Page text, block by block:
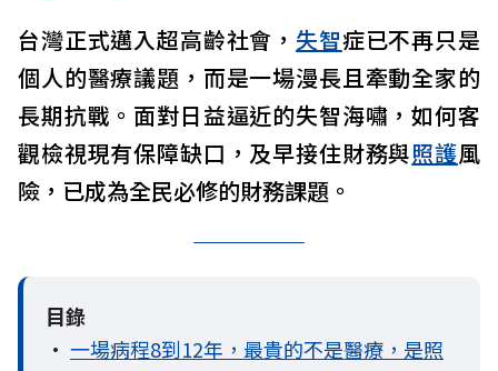
台灣正式邁入超高齡社會， 失智症已不再只是
個人的醫療議題，而是一場漫長且牽動全家的
長期抗戰。面對日益逼近的失智海嘯，如何客
觀檢視現有保障缺口，及早接住財務與照護風
險，已成為全民必修的財務課題。
目錄
• 一場病程8到12年，最貴的不是醫療，是照